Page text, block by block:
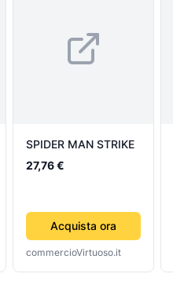
SPIDER MAN STRIKE
27,76 €
Acquista ora
commercioVirtuoso.it